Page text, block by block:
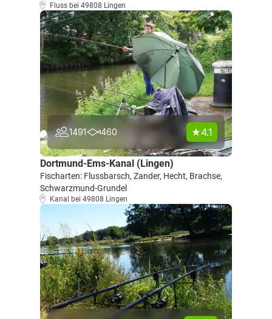
Fluss bei 49808 Lingen
1491 460 4.1
Dortmund-Ems-Kanal (Lingen)
Fischarten: Flussbarsch, Zander, Hecht, Brachse,
Schwarzmund-Grundel
Kanal bei 49808 Lingen